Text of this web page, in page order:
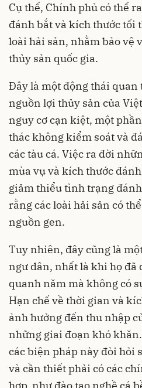
Cụ thể, Chính phủ có thể
đánh bắt và kích thước tối
loài hải sản, nhằm bảo vệ
thủy sản quốc gia.
Đây là một động thái
nguồn lợi thủy sản của
nguy cơ cạn kiệt, một
thác không kiểm soát và
các tàu cá. Việc ra đời
mùa vụ và kích thước
giảm thiểu tình trạng
rằng các loài hải sản có
nguồn gen.
Tuy nhiên, đây cũng là
ngư dân, nhất là khi họ
quanh năm mà không có
Hạn chế về thời gian và
ảnh hưởng đến thu nhập
những giai đoạn khó
các biện pháp này đòi hỏi
và cần thiết phải có các